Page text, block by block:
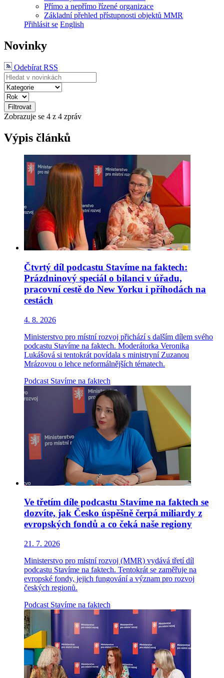
Přímo a nepřímo řízené organizace
Základní přehled přístupnosti objektů MMR
Přihlásit se English
Novinky
Odebírat RSS
Filtrovat
Zobrazuje se 4 z 4 zpráv
Výpis článků
Čtvrtý díl podcastu Stavíme na faktech:
Prázdninový speciál o bilanci v úřadu,
pracovní cestě do New Yorku i příhodách na
cestách
4. 8. 2026
Ministerstvo pro místní rozvoj přichází s dalším dílem svého
podcastu Stavíme na faktech. Moderátorka Veronika
Lukášová si tentokrát povídala s ministryní Zuzanou
Mrázovou o lehce neformálnějších tématech.
Podcast Stavíme na faktech
Ve třetím díle podcastu Stavíme na faktech se
dozvíte, jak Česko úspěšně čerpá miliardy z
evropských fondů a co čeká naše regiony
21. 7. 2026
Ministerstvo pro místní rozvoj (MMR) vydává třetí díl
podcastu Stavíme na faktech. Tentokrát se zaměřuje na
evropské fondy, jejich fungování a význam pro rozvoj
českých regionů.
Podcast Stavíme na faktech